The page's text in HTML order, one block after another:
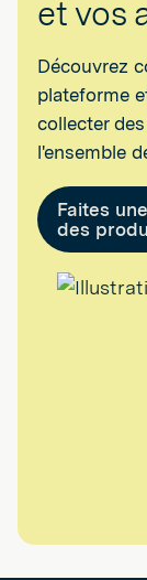
et vos
Découvrez
plateforme
collecter
l'ensemble
Faites
des